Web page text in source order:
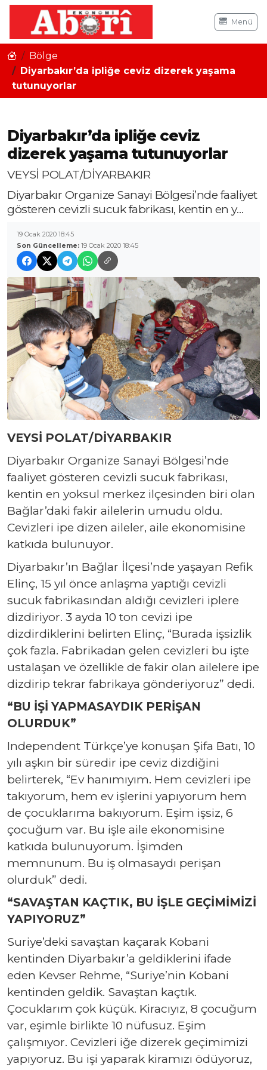
Menü
Bölge
Diyarbakır’da ipliğe ceviz dizerek yaşama
tutunuyorlar
Diyarbakır’da ipliğe ceviz
dizerek yaşama tutunuyorlar
VEYSİ POLAT/DİYARBAKIR
Diyarbakır Organize Sanayi Bölgesi’nde faaliyet
gösteren cevizli sucuk fabrikası, kentin en y…
19 Ocak 2020 18:45
Son Güncelleme: 19 Ocak 2020 18:45
VEYSİ POLAT/DİYARBAKIR
Diyarbakır Organize Sanayi Bölgesi’nde
faaliyet gösteren cevizli sucuk fabrikası,
kentin en yoksul merkez ilçesinden biri olan
Bağlar’daki fakir ailelerin umudu oldu.
Cevizleri ipe dizen aileler, aile ekonomisine
katkıda bulunuyor.
Diyarbakır’ın Bağlar İlçesi’nde yaşayan Refik
Elinç, 15 yıl önce anlaşma yaptığı cevizli
sucuk fabrikasından aldığı cevizleri iplere
dizdiriyor. 3 ayda 10 ton cevizi ipe
dizdirdiklerini belirten Elinç, “Burada işsizlik
çok fazla. Fabrikadan gelen cevizleri bu işte
ustalaşan ve özellikle de fakir olan ailelere ipe
dizdirip tekrar fabrikaya gönderiyoruz” dedi.
“BU İŞİ YAPMASAYDIK PERİŞAN
OLURDUK”
Independent Türkçe’ye konuşan Şifa Batı, 10
yılı aşkın bir süredir ipe ceviz dizdiğini
belirterek, “Ev hanımıyım. Hem cevizleri ipe
takıyorum, hem ev işlerini yapıyorum hem
de çocuklarıma bakıyorum. Eşim işsiz, 6
çocuğum var. Bu işle aile ekonomisine
katkıda bulunuyorum. İşimden
memnunum. Bu iş olmasaydı perişan
olurduk” dedi.
“SAVAŞTAN KAÇTIK, BU İŞLE GEÇİMİMİZİ
YAPIYORUZ”
Suriye’deki savaştan kaçarak Kobani
kentinden Diyarbakır’a geldiklerini ifade
eden Kevser Rehme, “Suriye’nin Kobani
kentinden geldik. Savaştan kaçtık.
Çocuklarım çok küçük. Kiracıyız, 8 çocuğum
var, eşimle birlikte 10 nüfusuz. Eşim
çalışmıyor. Cevizleri iğe dizerek geçimimizi
yapıyoruz. Bu işi yaparak kiramızı ödüyoruz,